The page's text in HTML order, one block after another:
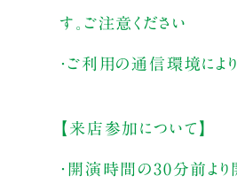
す。ご注意ください
・ご利用の通信環境によ
【来店参加について】
・開演時間の30分前よ